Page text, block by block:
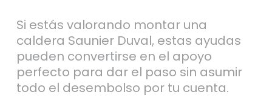
Si estás valorando montar una
caldera Saunier Duval, estas ayudas
pueden convertirse en el apoyo
perfecto para dar el paso sin asumir
todo el desembolso por tu cuenta.